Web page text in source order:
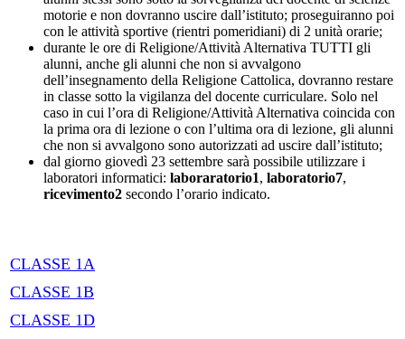
motorie e non dovranno uscire dall’istituto; proseguiranno poi
con le attività sportive (rientri pomeridiani) di 2 unità orarie;
durante le ore di Religione/Attività Alternativa TUTTI gli
alunni, anche gli alunni che non si avvalgono
dell’insegnamento della Religione Cattolica, dovranno restare
in classe sotto la vigilanza del docente curriculare. Solo nel
caso in cui l’ora di Religione/Attività Alternativa coincida con
la prima ora di lezione o con l’ultima ora di lezione, gli alunni
che non si avvalgono sono autorizzati ad uscire dall’istituto;
dal giorno giovedì 23 settembre sarà possibile utilizzare i
laboratori informatici: laboraratorio1, laboratorio7,
ricevimento2 secondo l’orario indicato.
CLASSE 1A
CLASSE 1B
CLASSE 1D